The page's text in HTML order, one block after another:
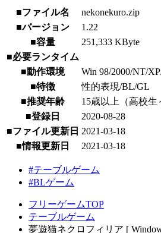
■ファイル名
nekonekuro.zip
■バージョン
1.22
■容量
251,333 KByte
■必要ランタイム
■動作環境
Win 98/2000/NT/
■特徴
性的表現/BL/GL
■推奨年齢
15歳以上（高校生
■登録日
2020-08-28
■ファイル更新日 2021-03-18
■情報更新日
2021-03-18
#テーブルゲーム
#BLゲーム
フリーゲームTOP
テーブルゲーム
夢遊猫ネクロフィリア [